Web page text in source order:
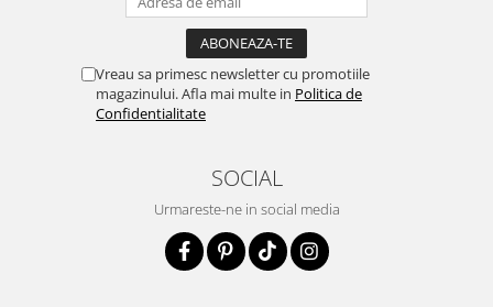
Vreau sa primesc newsletter cu promotiile
magazinului. Afla mai multe in Politica de
Confidentialitate
SOCIAL
Urmareste-ne in social media